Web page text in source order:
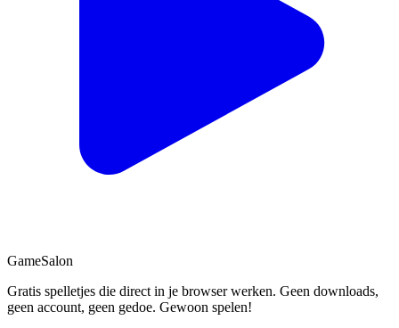
GameSalon
Gratis spelletjes die direct in je browser werken. Geen downloads,
geen account, geen gedoe. Gewoon spelen!